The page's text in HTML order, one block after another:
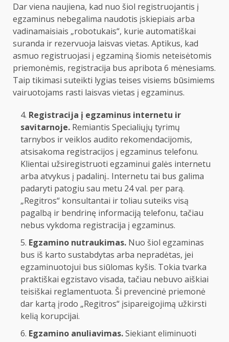
Dar viena naujiena, kad nuo šiol registruojantis į
egzaminus nebegalima naudotis įskiepiais arba
vadinamaisiais „robotukais“, kurie automatiškai
suranda ir rezervuoja laisvas vietas. Aptikus, kad
asmuo registruojasi į egzaminą šiomis neteisėtomis
priemonėmis, registracija bus apribota 6 mėnesiams.
Taip tikimasi suteikti lygias teises visiems būsimiems
vairuotojams rasti laisvas vietas į egzaminus.
Registracija į egzaminus internetu ir
savitarnoje. Remiantis Specialiųjų tyrimų
tarnybos ir veiklos audito rekomendacijomis,
atsisakoma registracijos į egzaminus telefonu.
Klientai užsiregistruoti egzaminui galės internetu
arba atvykus į padalinį.. Internetu tai bus galima
padaryti patogiu sau metu 24 val. per parą.
„Regitros“ konsultantai ir toliau suteiks visą
pagalbą ir bendrinę informaciją telefonu, tačiau
nebus vykdoma registracija į egzaminus.
Egzamino nutraukimas. Nuo šiol egzaminas
bus iš karto sustabdytas arba nepradėtas, jei
egzaminuotojui bus siūlomas kyšis. Tokia tvarka
praktiškai egzistavo visada, tačiau nebuvo aiškiai
teisiškai reglamentuota. Ši prevencinė priemonė
dar kartą įrodo „Regitros“ įsipareigojimą užkirsti
kelią korupcijai.
Egzamino anuliavimas.Siekiant eliminuoti